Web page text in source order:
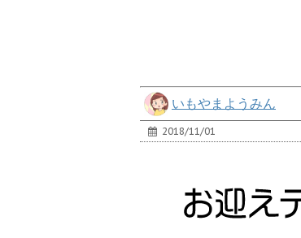
いもやまようみん
2018/11/01